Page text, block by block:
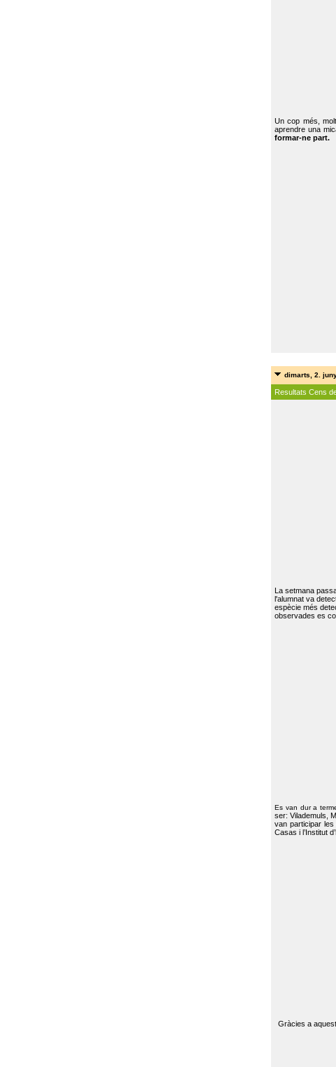
Un cop més,
aprendre una
formar-ne part.
dimarts, 2.
Resultats Cens
La setmana
l'alumnat va
espècie més
observades es
Es van dur a
ser: Vilademuls,
van participar
Casas i l’Institut
Gràcies a